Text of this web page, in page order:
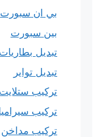
بي ان سبورت
بين سبورت
تبديل بطاريات
تبديل تواير
تركيب ستلايت
تركيب
تركيب مداخن